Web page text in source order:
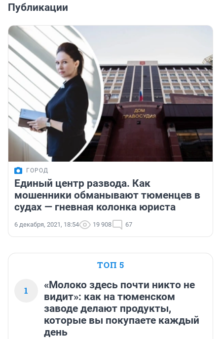
Публикации
ГОРОД
Единый центр развода. Как
мошенники обманывают тюменцев в
судах — гневная колонка юриста
6 декабря, 2021, 18:54 19 908 67
ТОП 5
1
«Молоко здесь почти никто не
видит»: как на тюменском
заводе делают продукты,
которые вы покупаете каждый
день